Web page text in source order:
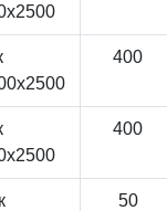
400
400
50